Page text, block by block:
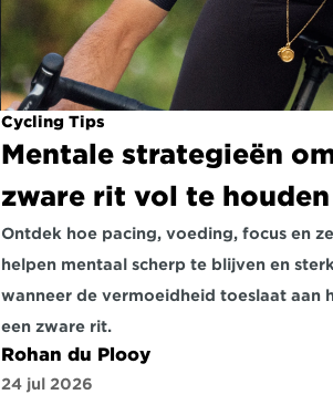
Cycling Tips
Mentale strategieën
zware rit vol te houden
Ontdek hoe pacing, voeding, focus en
helpen mentaal scherp te blijven en
wanneer de vermoeidheid toeslaat aan
een zware rit.
Rohan du Plooy
24 jul 2026